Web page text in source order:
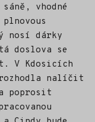
vhodné
nosí dárky
doslova se
V Kdosicích
nalíčit
poprosit